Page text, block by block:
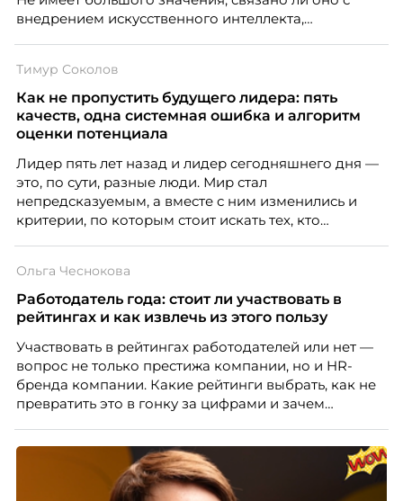
внедрением искусственного интеллекта,
структуры компании. Для сотрудников сокращения
означают потерю стабильности, а для внешнего
рынка становятся сигналом о возможных
проблемах организации. В результате увольнения
негативно влияет HR-бренд работодателя.
Тимур Соколов
Как не пропустить будущего лидера: пять
качеств, одна системная ошибка и алгоритм
оценки потенциала
Лидер пять лет назад и лидер сегодняшнего дня —
это, по сути, разные люди. Мир стал
непредсказуемым, а вместе с ним изменились и
критерии, по которым стоит искать тех, кто
«свадебного генерала», почему стандартные
системы оценки часто упускают самых талантливых
людей и как выявить лидерский потенциал ещё до
Тимур Соколов, ключевой эксперт по
стратегическому развитию и формированию
культуры лидерства в организациях.
Ольга Чеснокова
Работодатель года: стоит ли участвовать в
рейтингах и как извлечь из этого пользу
Участвовать в рейтингах работодателей или нет —
вопрос не только престижа компании, но и HR-
бренда компании. Какие рейтинги выбрать, как не
превратить это в гонку за цифрами и зачем
Чеснокова, HR-директор Right line.